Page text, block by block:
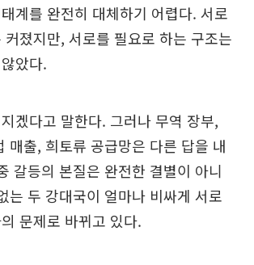
계를 완전히 대체하기 어렵다. 서로
커졌지만, 서로를 필요로 하는 구조는
았다.
겠다고 말한다. 그러나 무역 장부,
매출, 희토류 공급망은 다른 답을 내
갈등의 본질은 완전한 결별이 아니
는 두 강대국이 얼마나 비싸게 서로
문제로 바뀌고 있다.